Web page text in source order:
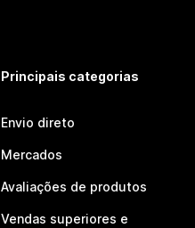
Principais categorias
Envio direto
Mercados
Avaliações de produtos
Vendas superiores e